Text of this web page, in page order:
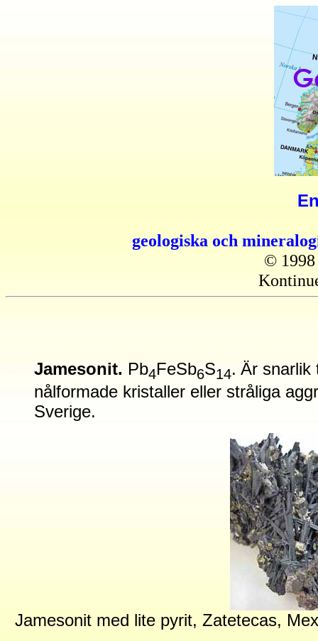
geologiska och
©
Jamesonit. Pb4FeSb6S14. Är snarlik
nålformade kristaller eller stråliga
Sverige.
Jamesonit med lite pyrit, Zatetecas,